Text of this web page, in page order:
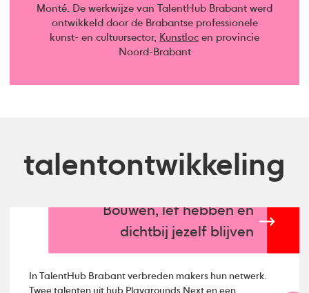
Monté. De werkwijze van TalentHub Brabant werd
ontwikkeld door de Brabantse professionele
kunst- en cultuursector, Kunstloc en provincie
Noord-Brabant
talentontwikkeling
Bouwen, lef hebben en
dichtbij jezelf blijven
In TalentHub Brabant verbreden makers hun netwerk.